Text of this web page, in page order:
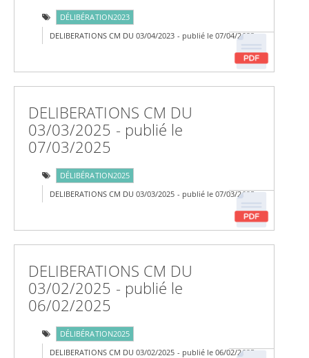
DÉLIBÉRATION2023
DELIBERATIONS CM DU 03/04/2023 - publié le 07/04/2023
DELIBERATIONS CM DU
03/03/2025 - publié le
07/03/2025
DÉLIBÉRATION2025
DELIBERATIONS CM DU 03/03/2025 - publié le 07/03/2025
DELIBERATIONS CM DU
03/02/2025 - publié le
06/02/2025
DÉLIBÉRATION2025
DELIBERATIONS CM DU 03/02/2025 - publié le 06/02/2025